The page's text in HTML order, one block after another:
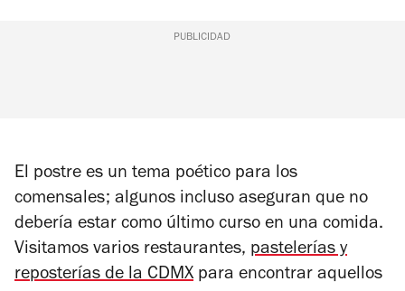
PUBLICIDAD
El postre es un tema poético para los
comensales; algunos incluso aseguran que no
debería estar como último curso en una comida.
Visitamos varios restaurantes, pastelerías y
reposterías de la CDMX para encontrar aquellos